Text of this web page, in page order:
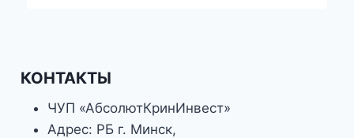
КОНТАКТЫ
ЧУП «АбсолютКринИнвест»
Адрес: РБ г. Минск,